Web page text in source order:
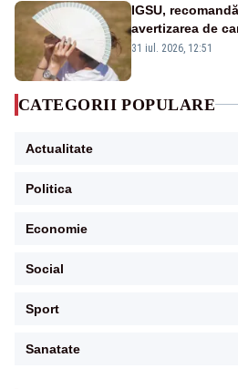
IGSU,
avertizarea de
meteorologi
31 iul. 2026, 12:51
CATEGORII POPULARE
Actualitate
Politica
Economie
Social
Sport
Sanatate